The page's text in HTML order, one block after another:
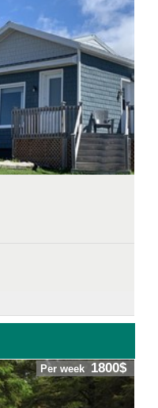
Per week 1800$